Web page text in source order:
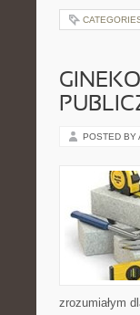
POSTED BY
zrozumiałym